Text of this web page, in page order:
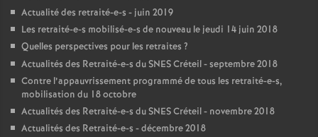
Actualité des retraité-e-s - juin 2019
Les retraité-e-s mobilisé-e-s de nouveau le jeudi 14 juin 2018
Quelles perspectives pour les retraites ?
Actualités des Retraité-e-s duSNESCréteil - septembre 2018
Contre l’appauvrissement programmé de tous les retraité-e-s,
mobilisation du 18 octobre
Actualités des Retraité-e-s duSNESCréteil - novembre 2018
Actualités des Retraité-e-s - décembre 2018